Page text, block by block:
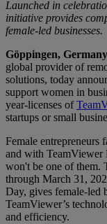
Launched in
initiative provides
female-led businesses.
Göppingen,
global provider of
solutions, today
support women in
year-licenses of
startups or small
Female entrepreneurs
and with TeamViewer
won't be one of them.
through March 31,
Day, gives female-led
TeamViewer’s
and efficiency.